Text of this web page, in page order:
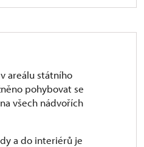
areálu státního
pohybovat se
všech nádvořích
a do interiérů je